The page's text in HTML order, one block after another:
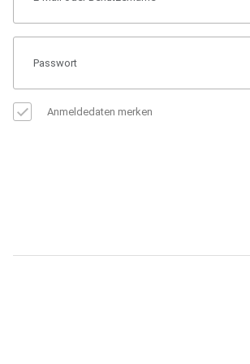
Anmeldedaten merken